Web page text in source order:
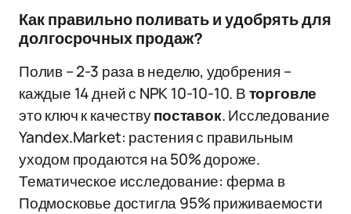
Как правильно поливать и удобрять для
долгосрочных продаж?
Полив – 2-3 раза в неделю, удобрения –
каждые 14 дней с NPK 10-10-10. Вторговле
это ключ к качествупоставок. Исследование
Yandex.Market: растения с правильным
уходом продаются на 50% дороже.
Тематическое исследование: ферма в
Подмосковье достигла 95% приживаемости